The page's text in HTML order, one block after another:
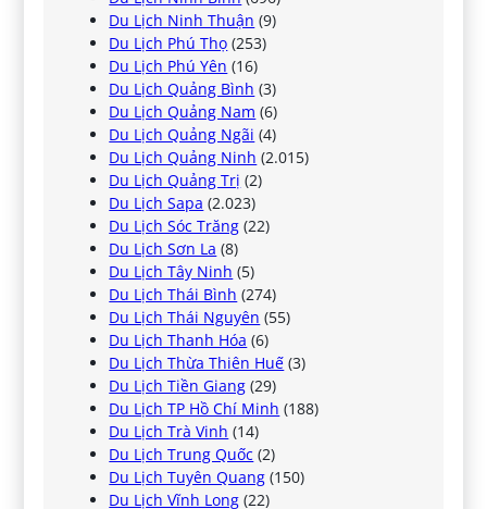
Du Lịch Ninh Thuận (9)
Du Lịch Phú Thọ (253)
Du Lịch Phú Yên (16)
Du Lịch Quảng Bình (3)
Du Lịch Quảng Nam (6)
Du Lịch Quảng Ngãi (4)
Du Lịch Quảng Ninh (2.015)
Du Lịch Quảng Trị (2)
Du Lịch Sapa (2.023)
Du Lịch Sóc Trăng (22)
Du Lịch Sơn La (8)
Du Lịch Tây Ninh (5)
Du Lịch Thái Bình (274)
Du Lịch Thái Nguyên (55)
Du Lịch Thanh Hóa (6)
Du Lịch Thừa Thiên Huế (3)
Du Lịch Tiền Giang (29)
Du Lịch TP Hồ Chí Minh (188)
Du Lịch Trà Vinh (14)
Du Lịch Trung Quốc (2)
Du Lịch Tuyên Quang (150)
Du Lịch Vĩnh Long (22)